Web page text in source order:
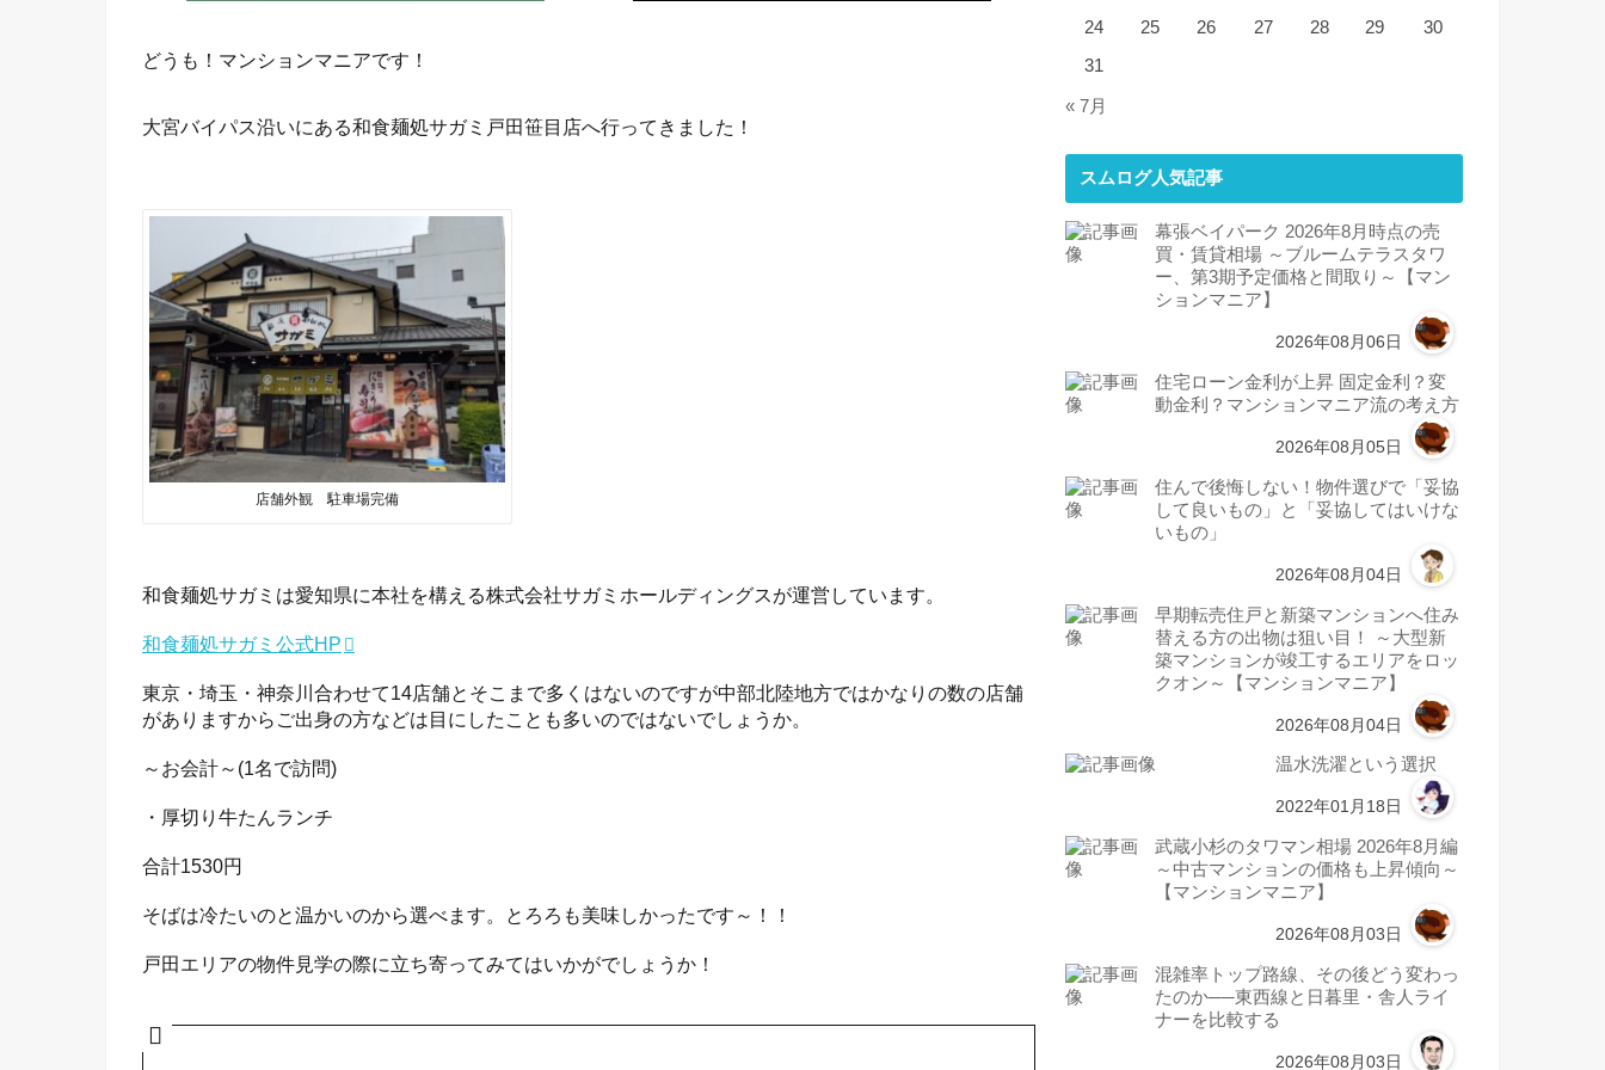
どうも！マンションマニアです！
大宮バイパス沿いにある和食麺処サガミ戸田笹目店へ行ってきました！
店舗外観 駐車場完備
和食麺処サガミは愛知県に本社を構える株式会社サガミホールディングスが運営しています。
和食麺処サガミ公式HP
東京・埼玉・神奈川合わせて14店舗とそこまで多くはないのですが中部北陸地方ではかなりの数の店舗
がありますからご出身の方などは目にしたことも多いのではないでしょうか。
～お会計～(1名で訪問)
・厚切り牛たんランチ
合計1530円
そばは冷たいのと温かいのから選べます。とろろも美味しかったです～！！
戸田エリアの物件見学の際に立ち寄ってみてはいかがでしょうか！
24 25 26 27 28 29
30
31
« 7月
スムログ人気記事
幕張ベイパーク 2026年8月時点の売
買・賃貸相場 ～ブルームテラスタワ
ー、第3期予定価格と間取り～【マン
ションマニア】
2026年08月06日
住宅ローン金利が上昇 固定金利？変
動金利？マンションマニア流の考え方
2026年08月05日
住んで後悔しない！物件選びで「妥協
して良いもの」と「妥協してはいけな
いもの」
2026年08月04日
早期転売住戸と新築マンションへ住み
替える方の出物は狙い目！ ～大型新
築マンションが竣工するエリアをロッ
クオン～【マンションマニア】
2026年08月04日
温水洗濯という選択
2022年01月18日
武蔵小杉のタワマン相場 2026年8月編
～中古マンションの価格も上昇傾向～
【マンションマニア】
2026年08月03日
混雑率トップ路線、その後どう変わっ
たのか──東西線と日暮里・舎人ライ
ナーを比較する
2026年08月03日